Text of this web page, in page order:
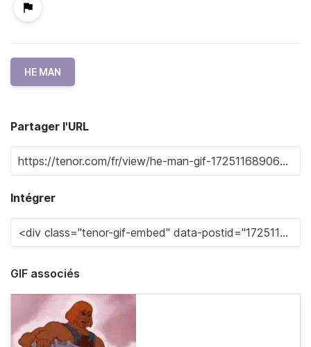
HE MAN
Partager l'URL
Intégrer
GIF associés